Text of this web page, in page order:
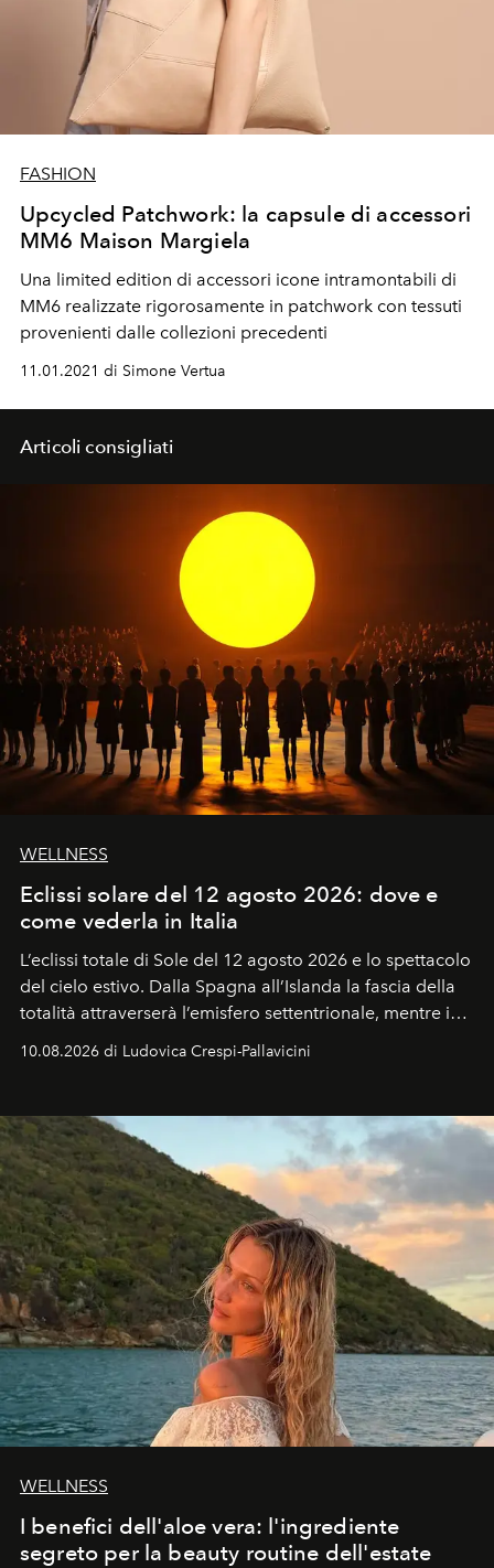
FASHION
Upcycled Patchwork: la capsule di accessori
MM6 Maison Margiela
Una limited edition di accessori icone intramontabili di
MM6 realizzate rigorosamente in patchwork con tessuti
provenienti dalle collezioni precedenti
11.01.2021 di Simone Vertua
Articoli consigliati
WELLNESS
Eclissi solare del 12 agosto 2026: dove e
come vederla in Italia
L’eclissi totale di Sole del 12 agosto 2026 e lo spettacolo
del cielo estivo. Dalla Spagna all’Islanda la fascia della
totalità attraverserà l’emisfero settentrionale, mentre in
Italia il fenomeno sarà parziale ma particolarmente
spettacolare al Nord. Orari, città favorite e regole per
10.08.2026 di Ludovica Crespi-Pallavicini
WELLNESS
I benefici dell'aloe vera: l'ingrediente
segreto per la beauty routine dell'estate